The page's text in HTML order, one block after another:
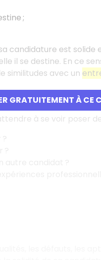
GRATUITEMENT À CE
;
candidature est
il se destine. En ce
similitudes avec un
à se voir poser